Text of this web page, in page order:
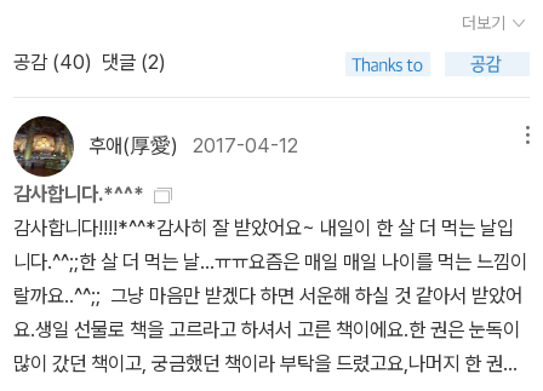
성, 삶과 죽음에 대한 진지한 성찰을 불러일으킨다.「타임」 '100대 영
문 소설' 및 '2005년 최고의 소설'로 선정되며 화제가 되었고, 전미
도서협회 알렉스 상, 독일 코리네 상을 받았다. 또한 독일, 프랑스, 일
본 등 전 세계 37개국에서 번역되었다. 2016년 칼데콧 대상 수
상작가 소피 블래콜이 전하는 어른을 위한 동화책. 옛날 사람들은 혼
자 담아두기 힘든 사랑의 감정을 어떻게 했을까. 병 속에 편지를 담아
바다에 띄우고 높은 곳에 올라가 종이비행기로 접어 날리고 나무 밑
동에 이름을 새기거나 아무도 없는 곳에서 큰 소리로 외치지 않았을
지.그렇다면 21세기 대도시에 사는 사람들은 어쩌다 마주치는 '끌
림'에 어떻게 대처할까. 상대에게 다가가 '저 이번 정거장에 내려요.'라
고 말하는 사람도 있을 테지만, 대부분의 사람들은 그렇지 못하다. 갈
더보기
공감 (40) 댓글 (2)
후애(厚愛) 2017-04-12
감사합니다.*^^*
감사합니다!!!!*^^*감사히 잘 받았어요~ 내일이 한 살 더 먹는 날입
니다.^^;;한 살 더 먹는 날...ㅠㅠ요즘은 매일 매일 나이를 먹는 느낌이
랄까요..^^;; 그냥 마음만 받겠다 하면 서운해 하실 것 같아서 받았어
요.생일 선물로 책을 고르라고 하셔서 고른 책이에요.한 권은 눈독이
많이 갔던 책이고, 궁금했던 책이라 부탁을 드렸고요,나머지 한 권은